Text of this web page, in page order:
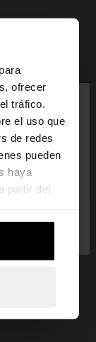
ofrecer
tráfico.
el uso que
de redes
pueden
haya
partir del
¿Quieres ir a
+